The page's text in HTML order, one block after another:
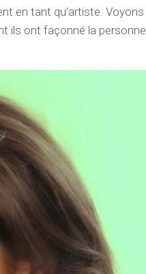
en tant qu’artiste. Voyons
ils ont façonné la personne